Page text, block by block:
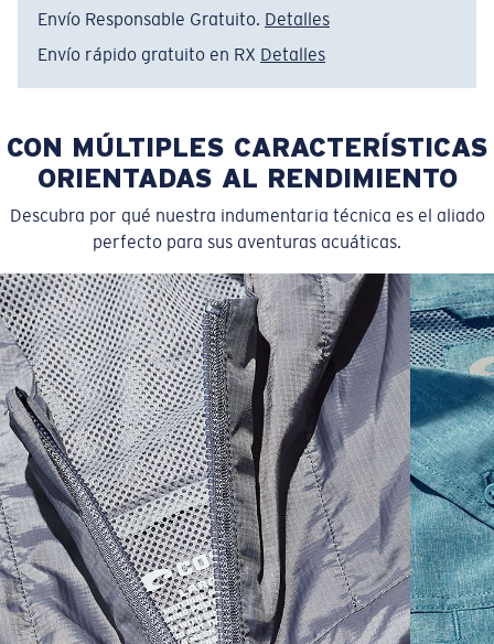
SIZES 1. CHEST 2. HIPS LENGTH 3. SLEEVE LENGTH
S 20 27 3/4 26
M 21 28 3/4 26 1/2
L 22 29 3/4 27
XL 23 30 3/4 27 1/2
2XL 24 31 3/4 28
Envío Responsable Gratuito. Detalles
Envío rápido gratuito en RX Detalles
CON MÚLTIPLES CARACTERÍSTICAS
ORIENTADAS AL RENDIMIENTO
Descubra por qué nuestra indumentaria técnica es el aliado
perfecto para sus aventuras acuáticas.